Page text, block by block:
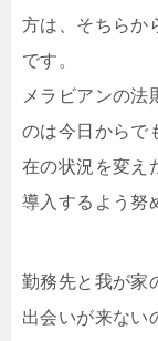
方は、そちらか
です。
メラビアンの法
のは今日からで
在の状況を変え
導入するよう努
勤務先と我が家
出会いが来ない